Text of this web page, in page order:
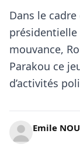
Dans le
présidentielle
mouvance,
Parakou ce
d’activités
Emile